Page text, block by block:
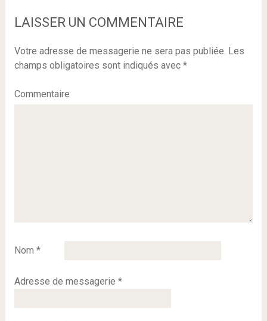
LAISSER UN COMMENTAIRE
Votre adresse de messagerie ne sera pas publiée. Les
champs obligatoires sont indiqués avec *
Commentaire
Nom *
Adresse de messagerie *